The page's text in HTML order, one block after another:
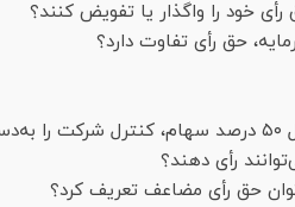
خود را واگذار یا تفویض کنند؟
حق رأی تفاوت دارد؟
رأی دهند؟
حق رأی مضاعف تعریف کرد؟